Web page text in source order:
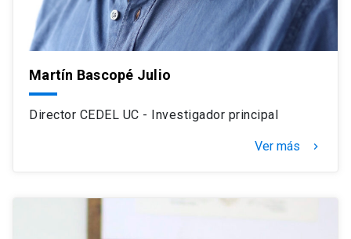
Martín Bascopé Julio
Director CEDEL UC - Investigador principal
Ver más navigate_next